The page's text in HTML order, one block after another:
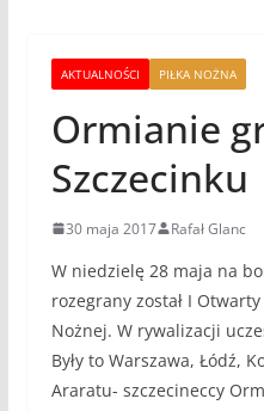
AKTUALNOŚCI PIŁKA NOŻNA
Ormianie
Szczecinku
30 maja 2017 Rafał Glanc
W niedzielę 28 maja na
rozegrany został I
Nożnej. W rywalizacji
Były to Warszawa, Łódź,
Araratu- szczecineccy